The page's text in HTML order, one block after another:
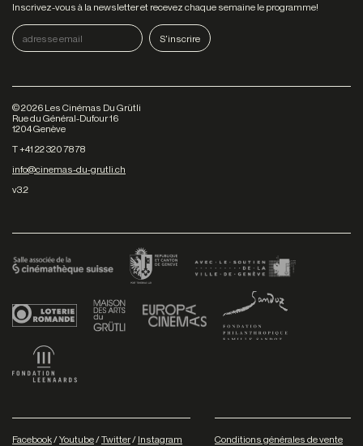
Inscrivez-vous à la newsletter et recevez chaque semaine le programme!
©2026 Les Cinémas Du Grütli
Rue du Général-Dufour 16
1204 Genève
T +41 22 320 78 78
info@cinemas-du-grutli.ch
v3.2
Facebook/Youtube/Twitter/ Instagram Conditions générales de vente